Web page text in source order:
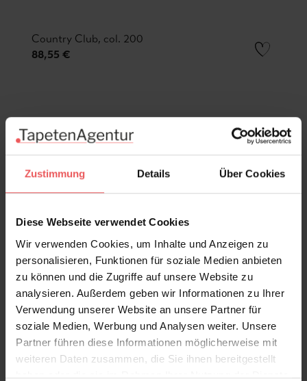
Zustimmung Details Über Cookies
Diese Webseite verwendet Cookies
Wir verwenden Cookies, um Inhalte und Anzeigen zu
personalisieren, Funktionen für soziale Medien anbieten
zu können und die Zugriffe auf unsere Website zu
analysieren. Außerdem geben wir Informationen zu Ihrer
Verwendung unserer Website an unsere Partner für
soziale Medien, Werbung und Analysen weiter. Unsere
Partner führen diese Informationen möglicherweise mit
weiteren Daten zusammen, die Sie ihnen bereitgestellt
haben oder die sie im Rahmen Ihrer Nutzung der Dienste
Country Club, col. 200
88,55 €